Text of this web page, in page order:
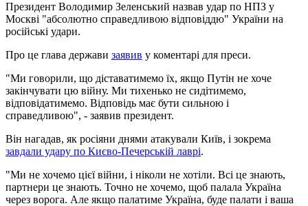
Президент Володимир Зеленський назвав удар по НПЗ у
Москві "абсолютно справедливою відповіддю" України на
російські удари.
Про це глава держави заявив у коментарі для преси.
"Ми говорили, що діставатимемо їх, якщо Путін не хоче
закінчувати цю війну. Ми тихенько не сидітимемо,
відповідатимемо. Відповідь має бути сильною і
справедливою", - заявив президент.
Він нагадав, як росіяни днями атакували Київ, і зокрема
завдали удару по Києво-Печерській лаврі.
"Ми не хочемо цієї війни, і ніколи не хотіли. Всі це знають,
партнери це знають. Точно не хочемо, щоб палала Україна
через ворога. Але якщо палатиме Україна, буде палати і ваша